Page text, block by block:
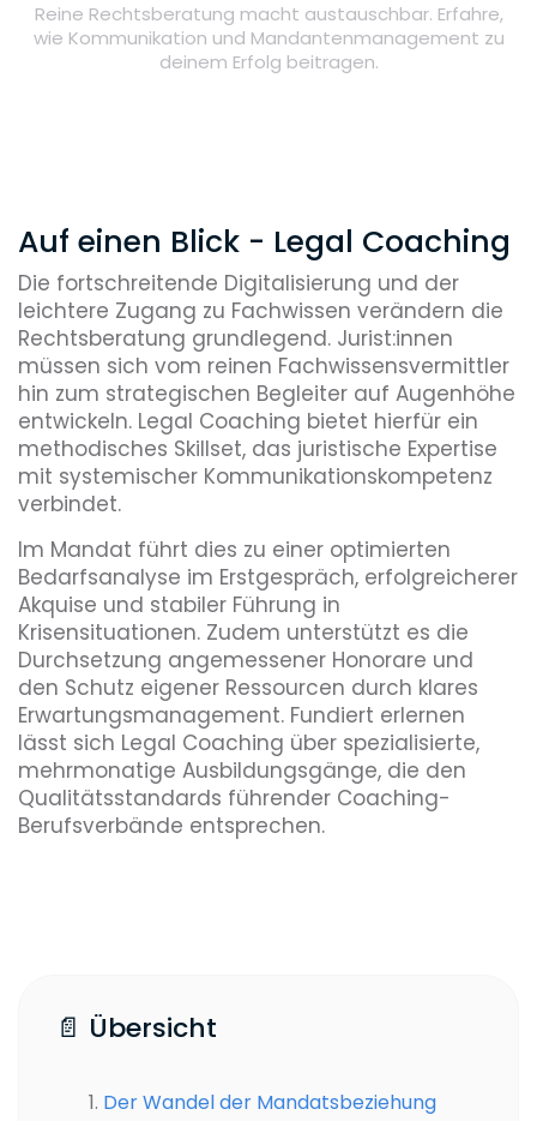
Reine Rechtsberatung macht austauschbar. Erfahre,
wie Kommunikation und Mandantenmanagement zu
deinem Erfolg beitragen.
Auf einen Blick - Legal Coaching
Die fortschreitende Digitalisierung und der
leichtere Zugang zu Fachwissen verändern die
Rechtsberatung grundlegend. Jurist:innen
müssen sich vom reinen Fachwissensvermittler
hin zum strategischen Begleiter auf Augenhöhe
entwickeln. Legal Coaching bietet hierfür ein
methodisches Skillset, das juristische Expertise
mit systemischer Kommunikationskompetenz
verbindet.
Im Mandat führt dies zu einer optimierten
Bedarfsanalyse im Erstgespräch, erfolgreicherer
Akquise und stabiler Führung in
Krisensituationen. Zudem unterstützt es die
Durchsetzung angemessener Honorare und
den Schutz eigener Ressourcen durch klares
Erwartungsmanagement. Fundiert erlernen
lässt sich Legal Coaching über spezialisierte,
mehrmonatige Ausbildungsgänge, die den
Qualitätsstandards führender Coaching-
Berufsverbände entsprechen.
📄 Übersicht
Der Wandel der Mandatsbeziehung